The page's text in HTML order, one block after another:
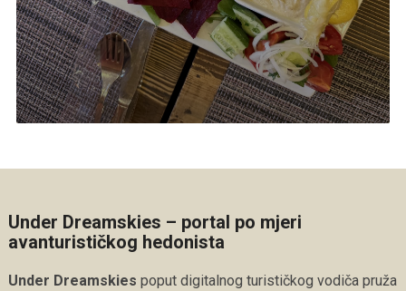
Under Dreamskies – portal po mjeri
avanturističkog hedonista
Under Dreamskies poput digitalnog turističkog vodiča pruža